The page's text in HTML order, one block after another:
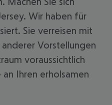
Wir haben für
Sie verreisen mit
Vorstellungen
voraussichtlich
Ihren erholsamen